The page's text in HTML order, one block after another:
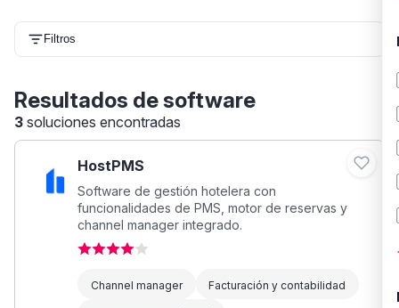
Filtros
Resultados de software
3 soluciones encontradas
HostPMS
Software de gestión hotelera con
funcionalidades de PMS, motor de reservas y
channel manager integrado.
Channel manager Facturación y contabilidad